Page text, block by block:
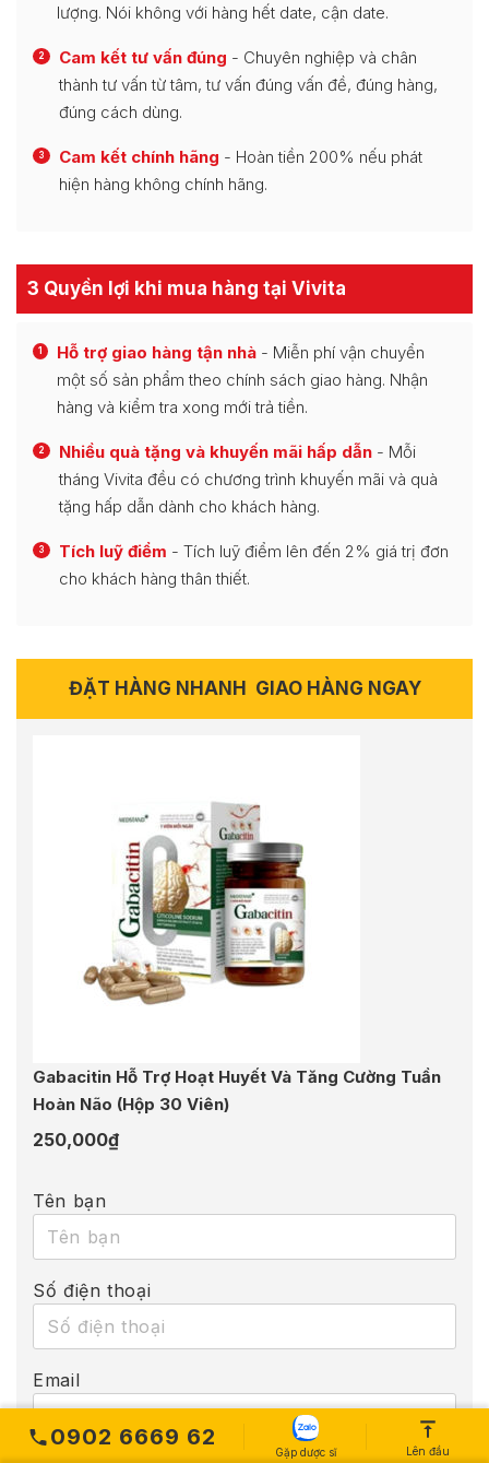
lượng. Nói không với hàng hết date, cận date.
2 Cam kết tư vấn đúng - Chuyên nghiệp và chân
thành tư vấn từ tâm, tư vấn đúng vấn đề, đúng hàng,
đúng cách dùng.
3 Cam kết chính hãng - Hoàn tiền 200% nếu phát
hiện hàng không chính hãng.
3 Quyền lợi khi mua hàng tại Vivita
1 Hỗ trợ giao hàng tận nhà - Miễn phí vận chuyển
một số sản phẩm theo chính sách giao hàng. Nhận
hàng và kiểm tra xong mới trả tiền.
2 Nhiều quà tặng và khuyến mãi hấp dẫn - Mỗi
tháng Vivita đều có chương trình khuyến mãi và quà
tặng hấp dẫn dành cho khách hàng.
3 Tích luỹ điểm - Tích luỹ điểm lên đến 2% giá trị đơn
cho khách hàng thân thiết.
ĐẶT HÀNG NHANH GIAO HÀNG NGAY
Gabacitin Hỗ Trợ Hoạt Huyết Và Tăng Cường Tuần
Hoàn Não (Hộp 30 Viên)
250,000₫
Tên bạn
Số điện thoại
Email
0902 6669 62
Gặp dược sĩ Lên đầu